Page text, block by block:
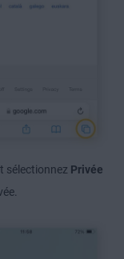
sélectionnez Privée